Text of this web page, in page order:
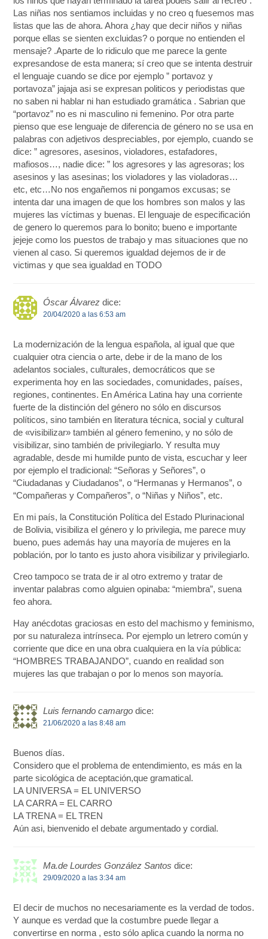
Las niñas nos sentiamos incluidas y no creo q fuesemos mas
listas que las de ahora. Ahora ¿hay que decir niños y niñas
porque ellas se sienten excluidas? o porque no entienden el
mensaje? .Aparte de lo ridiculo que me parece la gente
expresandose de esta manera; sí creo que se intenta destruir
el lenguaje cuando se dice por ejemplo ” portavoz y
portavoza” jajaja asi se expresan politicos y periodistas que
no saben ni hablar ni han estudiado gramática . Sabrian que
“portavoz” no es ni masculino ni femenino. Por otra parte
pienso que ese lenguaje de diferencia de género no se usa en
palabras con adjetivos despreciables, por ejemplo, cuando se
dice: ” agresores, asesinos, violadores, estafadores,
mafiosos…, nadie dice: ” los agresores y las agresoras; los
asesinos y las asesinas; los violadores y las violadoras…
etc, etc…No nos engañemos ni pongamos excusas; se
intenta dar una imagen de que los hombres son malos y las
mujeres las víctimas y buenas. El lenguaje de especificación
de genero lo queremos para lo bonito; bueno e importante
jejeje como los puestos de trabajo y mas situaciones que no
vienen al caso. Si queremos igualdad dejemos de ir de
victimas y que sea igualdad en TODO
Óscar Álvarez dice:
20/04/2020 a las 6:53 am
La modernización de la lengua española, al igual que que
cualquier otra ciencia o arte, debe ir de la mano de los
adelantos sociales, culturales, democráticos que se
experimenta hoy en las sociedades, comunidades, países,
regiones, continentes. En América Latina hay una corriente
fuerte de la distinción del género no sólo en discursos
políticos, sino también en literatura técnica, social y cultural
de «visibilizar» también al género femenino, y no sólo de
visibilizar, sino también de privilegiarlo. Y resulta muy
agradable, desde mi humilde punto de vista, escuchar y leer
por ejemplo el tradicional: “Señoras y Señores”, o
“Ciudadanas y Ciudadanos”, o “Hermanas y Hermanos”, o
“Compañeras y Compañeros”, o “Niñas y Niños”, etc.
En mi país, la Constitución Política del Estado Plurinacional
de Bolivia, visibiliza el género y lo privilegia, me parece muy
bueno, pues además hay una mayoría de mujeres en la
población, por lo tanto es justo ahora visibilizar y privilegiarlo.
Creo tampoco se trata de ir al otro extremo y tratar de
inventar palabras como alguien opinaba: “miembra”, suena
feo ahora.
Hay anécdotas graciosas en esto del machismo y feminismo,
por su naturaleza intrínseca. Por ejemplo un letrero común y
corriente que dice en una obra cualquiera en la vía pública:
“HOMBRES TRABAJANDO”, cuando en realidad son
mujeres las que trabajan o por lo menos son mayoría.
Luis fernando camargo dice:
21/06/2020 a las 8:48 am
Buenos días.
Considero que el problema de entendimiento, es más en la
parte sicológica de aceptación,que gramatical.
LA UNIVERSA = EL UNIVERSO
LA CARRA = EL CARRO
LA TRENA = EL TREN
Aún asi, bienvenido el debate argumentado y cordial.
Ma.de Lourdes González Santos dice:
29/09/2020 a las 3:34 am
El decir de muchos no necesariamente es la verdad de todos.
Y aunque es verdad que la costumbre puede llegar a
convertirse en norma , esto sólo aplica cuando la norma no